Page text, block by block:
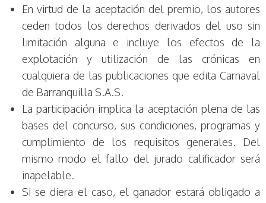
En virtud de la aceptación del premio, los autores
ceden todos los derechos derivados del uso sin
limitación alguna e incluye los efectos de la
explotación y utilización de las crónicas en
cualquiera de las publicaciones que edita Carnaval
de Barranquilla S.A.S.
La participación implica la aceptación plena de las
bases del concurso, sus condiciones, programas y
cumplimiento de los requisitos generales. Del
mismo modo el fallo del jurado calificador será
inapelable.
Si se diera el caso, el ganador estará obligado a